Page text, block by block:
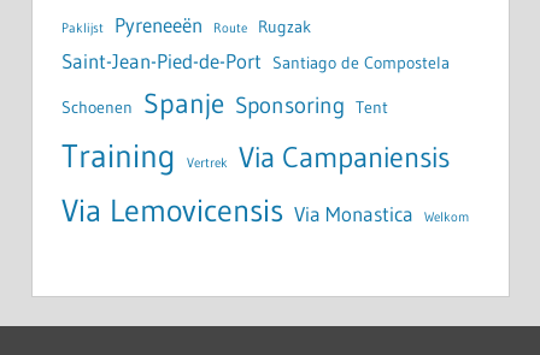
Paklijst Pyreneeën Route Rugzak
Saint-Jean-Pied-de-Port Santiago de Compostela
Schoenen Spanje Sponsoring Tent
Training Vertrek Via Campaniensis
Via Lemovicensis Via Monastica Welkom